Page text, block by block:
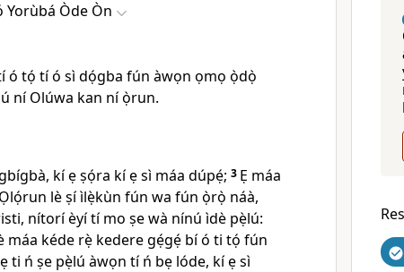
Yorùbá Òde Òn
ó tọ́ tí ó sì dọ́gba fún àwọn ọmọ ọ̀dọ̀
ní Olúwa kan ní ọ̀run.
kí ẹ ṣọ́ra kí ẹ sì máa dúpẹ́; 3 Ẹ máa
lè ṣí ìlẹ̀kùn fún wa fún ọ̀rọ̀ náà,
nítorí èyí tí mo ṣe wà nínú ìdè pẹ̀lú:
máa kéde rẹ̀ kedere gẹ́gẹ́ bí ó ti tọ́ fún
ti ń ṣe pẹ̀lú àwọn tí ń bẹ lóde, kí ẹ sì